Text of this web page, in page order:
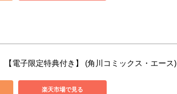
【電子限定特典付き】 (角川コミックス・エース)
楽天市場で見る